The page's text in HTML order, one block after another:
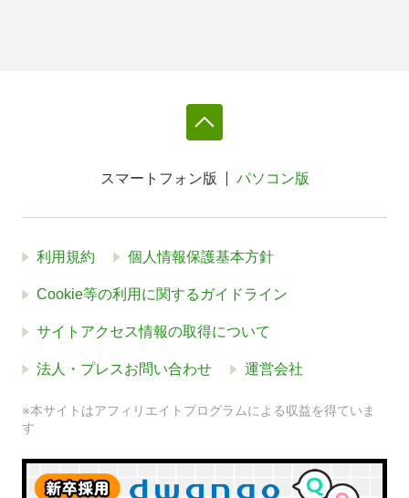
スマートフォン版 パソコン版
利用規約 個人情報保護基本方針
Cookie等の利用に関するガイドライン
サイトアクセス情報の取得について
法人・プレスお問い合わせ 運営会社
※本サイトはアフィリエイトプログラムによる収益を得ていま
す